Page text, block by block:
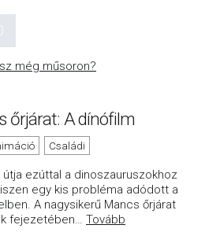
még műsoron?
őrjárat: A dínófilm
Családi
útja ezúttal a dinoszauruszokhoz
egy kis probléma adódott a
A nagysikerű Mancs őrjárat
fejezetében… Tovább